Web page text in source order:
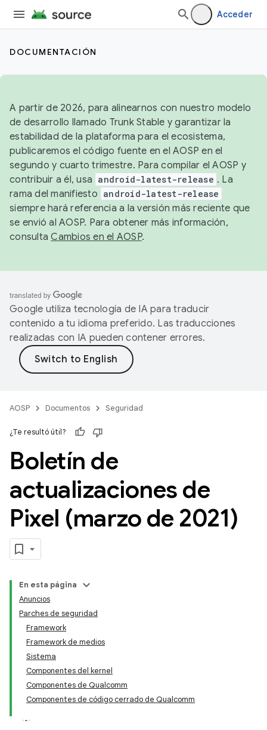
Acceder
DOCUMENTACIÓN
A partir de 2026, para alinearnos con nuestro modelo
de desarrollo llamado Trunk Stable y garantizar la
estabilidad de la plataforma para el ecosistema,
publicaremos el código fuente en el AOSP en el
segundo y cuarto trimestre. Para compilar el AOSP y
contribuir a él, usa android-latest-release . La
rama del manifiesto android-latest-release
siempre hará referencia a la versión más reciente que
se envió al AOSP. Para obtener más información,
consultaCambios en el AOSP.
Google utiliza tecnología de IA para traducir
contenido a tu idioma preferido. Las traducciones
realizadas con IA pueden contener errores.
AOSP Documentos Seguridad
¿Te resultó útil?
Boletín de
actualizaciones de
Pixel (marzo de 2021)
En esta página
Anuncios
Parches de seguridad
Framework
Framework de medios
Sistema
Componentes del kernel
Componentes de Qualcomm
Componentes de código cerrado de Qualcomm